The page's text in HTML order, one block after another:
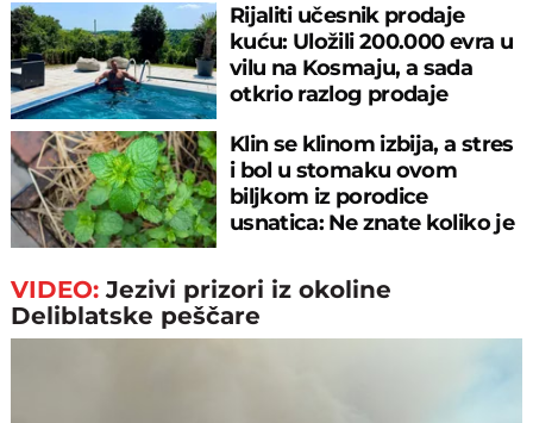
Rijaliti učesnik prodaje
kuću: Uložili 200.000 evra u
vilu na Kosmaju, a sada
otkrio razlog prodaje
Klin se klinom izbija, a stres
i bol u stomaku ovom
biljkom iz porodice
usnatica: Ne znate koliko je
VIDEO:Jezivi prizori iz okoline
Deliblatske peščare